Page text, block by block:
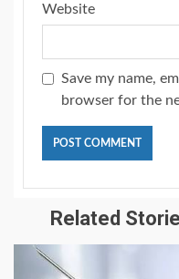
Website
Save my name,
browser for the
Related